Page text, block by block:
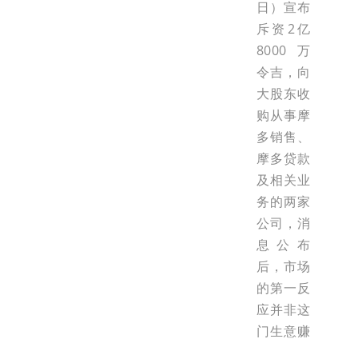
日）宣布
斥资2亿
8000万
令吉，向
大股东收
购从事摩
多销售、
摩多贷款
及相关业
务的两家
公司，消
息公布
后，市场
的第一反
应并非这
门生意赚